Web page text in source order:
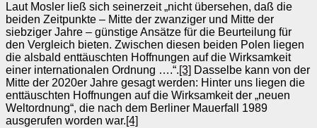
Laut Mosler ließ sich seinerzeit „nicht übersehen, daß die
beiden Zeitpunkte – Mitte der zwanziger und Mitte der
siebziger Jahre – günstige Ansätze für die Beurteilung für
den Vergleich bieten. Zwischen diesen beiden Polen liegen
die alsbald enttäuschten Hoffnungen auf die Wirksamkeit
einer internationalen Ordnung ….“. [3] Dasselbe kann von der
Mitte der 2020er Jahre gesagt werden: Hinter uns liegen die
enttäuschten Hoffnungen auf die Wirksamkeit der „neuen
Weltordnung“, die nach dem Berliner Mauerfall 1989
ausgerufen worden war. [4]